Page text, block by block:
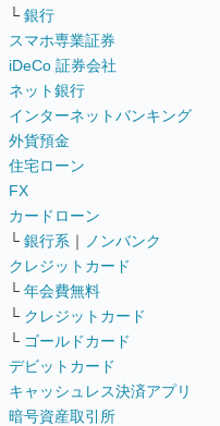
└ 銀行
スマホ専業証券
iDeCo 証券会社
ネット銀行
インターネットバンキング
外貨預金
住宅ローン
FX
カードローン
└ 銀行系 ｜
ノンバンク
クレジットカード
└ 年会費無料
└ クレジットカード
└ ゴールドカード
デビットカード
キャッシュレス決済アプリ
暗号資産取引所